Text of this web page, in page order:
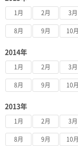
1月 2月 3月
8月 9月 10月
2014年
1月 2月 3月
8月 9月 10月
2013年
1月 2月 3月
8月 9月 10月